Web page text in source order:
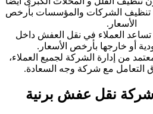
تنظيف الشركات والمؤسسات بأرخص
الأسعار.
العملاء في نقل العفش داخل
أو خارجها بأرخص الأسعار.
من إدارة الشركة لجميع العملاء،
التعامل مع شركة وجه السعادة.
نقل عفش برنية